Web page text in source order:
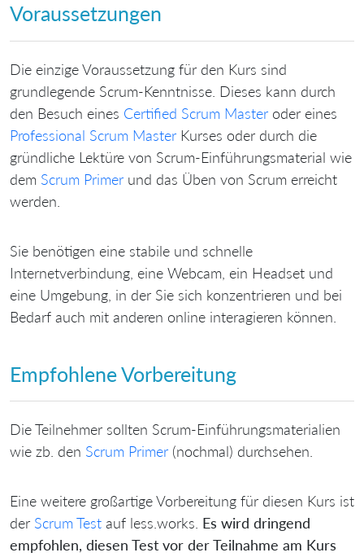
Voraussetzungen
Die einzige Voraussetzung für den Kurs sind
grundlegende Scrum-Kenntnisse. Dieses kann durch
den Besuch eines Certified Scrum Master oder eines
Professional Scrum Master Kurses oder durch die
gründliche Lektüre von Scrum-Einführungsmaterial wie
dem Scrum Primer und das Üben von Scrum erreicht
werden.
Sie benötigen eine stabile und schnelle
Internetverbindung, eine Webcam, ein Headset und
eine Umgebung, in der Sie sich konzentrieren und bei
Bedarf auch mit anderen online interagieren können.
Empfohlene Vorbereitung
Die Teilnehmer sollten Scrum-Einführungsmaterialien
wie zb. den Scrum Primer (nochmal) durchsehen.
Eine weitere großartige Vorbereitung für diesen Kurs ist
der Scrum Test auf less.works. Es wird dringend
empfohlen, diesen Test vor der Teilnahme am Kurs